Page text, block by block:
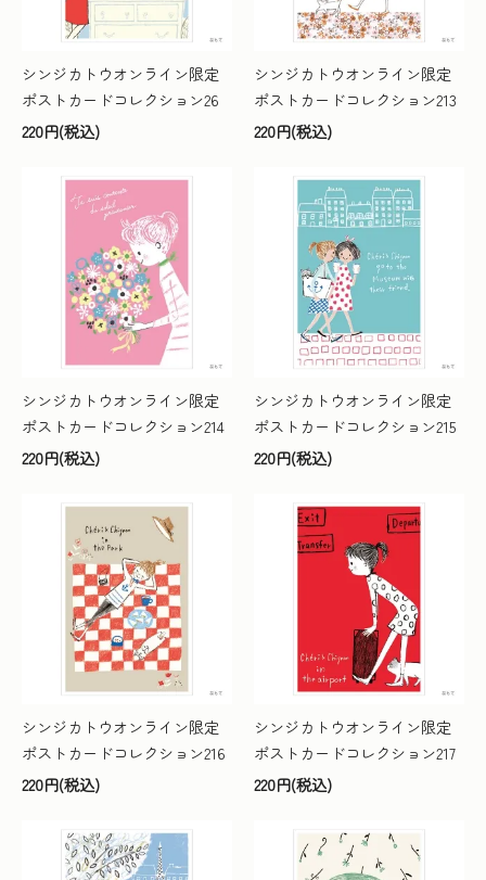
シンジカトウオンライン限定
ポストカードコレクション26
220円(税込)
シンジカトウオンライン限定
ポストカードコレクション213
220円(税込)
シンジカトウオンライン限定
ポストカードコレクション214
220円(税込)
シンジカトウオンライン限定
ポストカードコレクション215
220円(税込)
シンジカトウオンライン限定
ポストカードコレクション216
220円(税込)
シンジカトウオンライン限定
ポストカードコレクション217
220円(税込)